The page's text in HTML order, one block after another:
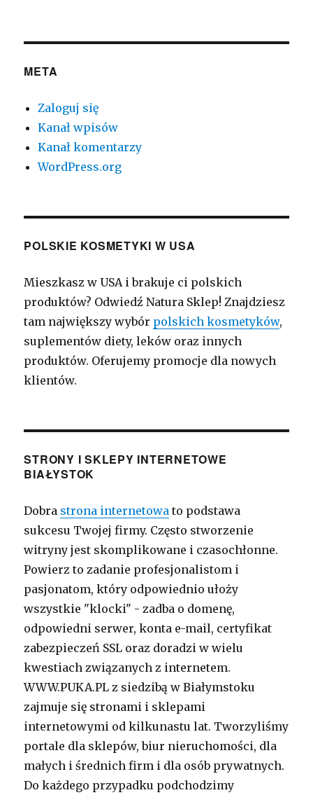
META
Zaloguj się
Kanał wpisów
Kanał komentarzy
WordPress.org
POLSKIE KOSMETYKI W USA
Mieszkasz w USA i brakuje ci polskich
produktów? Odwiedź Natura Sklep! Znajdziesz
tam największy wybór polskich kosmetyków,
suplementów diety, leków oraz innych
produktów. Oferujemy promocje dla nowych
klientów.
STRONY I SKLEPY INTERNETOWE
BIAŁYSTOK
Dobra strona internetowa to podstawa
sukcesu Twojej firmy. Często stworzenie
witryny jest skomplikowane i czasochłonne.
Powierz to zadanie profesjonalistom i
pasjonatom, który odpowiednio ułoży
wszystkie "klocki" - zadba o domenę,
odpowiedni serwer, konta e-mail, certyfikat
zabezpieczeń SSL oraz doradzi w wielu
kwestiach związanych z internetem.
WWW.PUKA.PL z siedzibą w Białymstoku
zajmuje się stronami i sklepami
internetowymi od kilkunastu lat. Tworzyliśmy
portale dla sklepów, biur nieruchomości, dla
małych i średnich firm i dla osób prywatnych.
Do każdego przypadku podchodzimy